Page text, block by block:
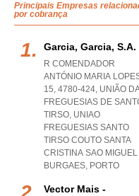
Principais Empresas
por cobrança
Garcia, Garcia, S.a.
R COMENDADOR
ANTÓNIO MARIA
15, 4780-424, UNIÃO
FREGUESIAS DE
TIRSO, UNIAO
FREGUESIAS SANTO
TIRSO COUTO SANTA
CRISTINA SAO MIGUEL
BURGAES, PORTO
Vector Mais -